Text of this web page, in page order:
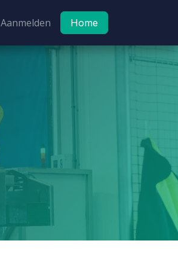
Aanmelden Home